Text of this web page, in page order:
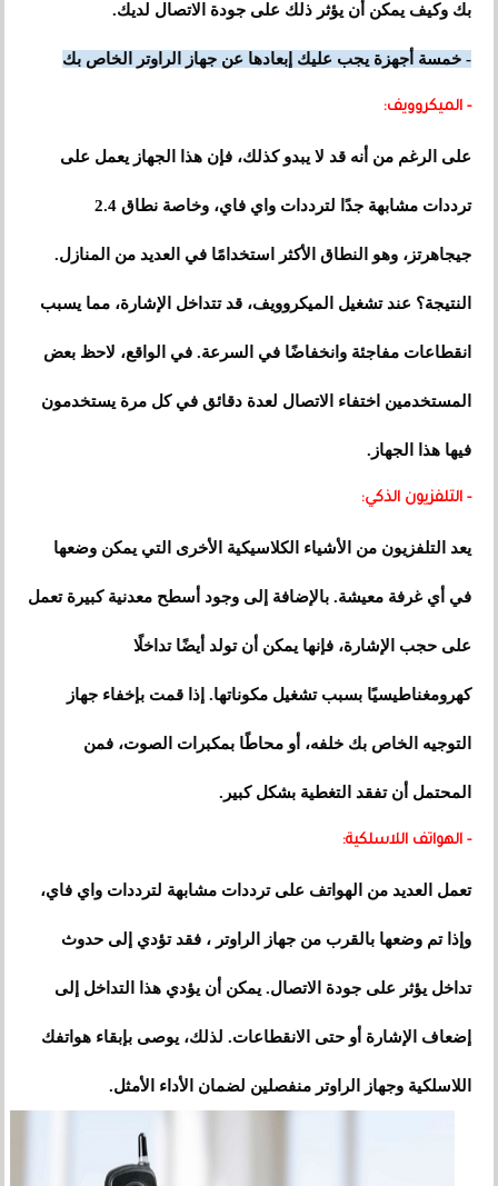
بك وكيف يمكن أن يؤثر ذلك على جودة الاتصال لديك.
- خمسة أجهزة يجب عليك إبعادها عن جهاز الراوتر الخاص بك
- الميكروويف:
على الرغم من أنه قد لا يبدو كذلك، فإن هذا الجهاز يعمل على
ترددات مشابهة جدًا لترددات واي فاي، وخاصة نطاق 2.4
جيجاهرتز، وهو النطاق الأكثر استخدامًا في العديد من المنازل.
النتيجة؟ عند تشغيل الميكروويف، قد تتداخل الإشارة، مما يسبب
انقطاعات مفاجئة وانخفاضًا في السرعة. في الواقع، لاحظ بعض
المستخدمين اختفاء الاتصال لعدة دقائق في كل مرة يستخدمون
فيها هذا الجهاز.
- التلفزيون الذكي:
يعد التلفزيون من الأشياء الكلاسيكية الأخرى التي يمكن وضعها
في أي غرفة معيشة. بالإضافة إلى وجود أسطح معدنية كبيرة تعمل
على حجب الإشارة، فإنها يمكن أن تولد أيضًا تداخلًا
كهرومغناطيسيًا بسبب تشغيل مكوناتها. إذا قمت بإخفاء جهاز
التوجيه الخاص بك خلفه، أو محاطًا بمكبرات الصوت، فمن
المحتمل أن تفقد التغطية بشكل كبير.
- الهواتف اللاسلكية:
تعمل العديد من الهواتف على ترددات مشابهة لترددات واي فاي،
وإذا تم وضعها بالقرب من جهاز الراوتر ، فقد تؤدي إلى حدوث
تداخل يؤثر على جودة الاتصال. يمكن أن يؤدي هذا التداخل إلى
إضعاف الإشارة أو حتى الانقطاعات. لذلك، يوصى بإبقاء هواتفك
اللاسلكية وجهاز الراوتر منفصلين لضمان الأداء الأمثل.